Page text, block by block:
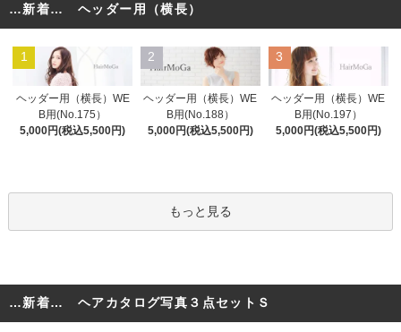
…新着… ヘッダー用（横長）
1
ヘッダー用（横長）WE
B用(No.175）
5,000円(税込5,500円)
2
ヘッダー用（横長）WE
B用(No.188）
5,000円(税込5,500円)
3
ヘッダー用（横長）WE
B用(No.197）
5,000円(税込5,500円)
もっと見る
…新着… ヘアカタログ写真３点セットＳ